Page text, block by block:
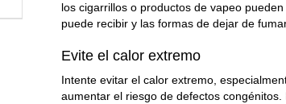
los cigarrillos o productos de vapeo
puede recibir y las formas de dejar de
Evite el calor extremo
Intente evitar el calor extremo,
aumentar el riesgo de defectos